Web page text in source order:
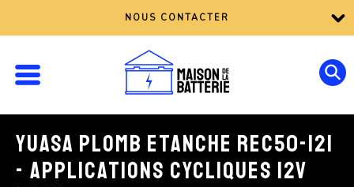
NOUS CONTACTER
YUASA PLOMB ETANCHE REC50-12I
- APPLICATIONS CYCLIQUES 12V